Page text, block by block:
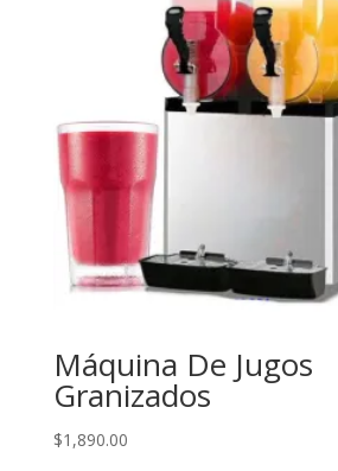
Máquina De Jugos
Granizados
$1,890.00